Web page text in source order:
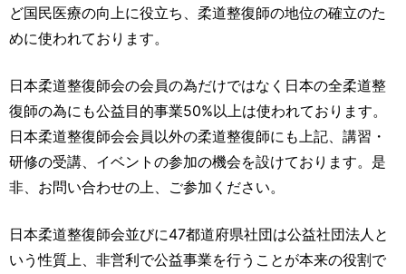
ど国民医療の向上に役立ち、柔道整復師の地位の確立のた
めに使われております。
日本柔道整復師会の会員の為だけではなく日本の全柔道整
復師の為にも公益目的事業50%以上は使われております。
日本柔道整復師会会員以外の柔道整復師にも上記、講習・
研修の受講、イベントの参加の機会を設けております。是
非、お問い合わせの上、ご参加ください。
日本柔道整復師会並びに47都道府県社団は公益社団法人と
いう性質上、非営利で公益事業を行うことが本来の役割で